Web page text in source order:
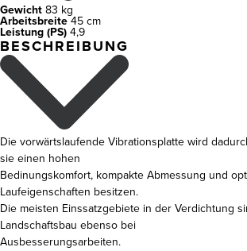
Gewicht83 kg
Arbeitsbreite45 cm
Leistung (PS)4,9
BESCHREIBUNG
Die vorwärtslaufende Vibrationsplatte wird
sie einen hohen
Bedinungskomfort, kompakte Abmessung und
Laufeigenschaften besitzen.
Die meisten Einssatzgebiete in der Verdichtung
Landschaftsbau ebenso bei
Ausbesserungsarbeiten.